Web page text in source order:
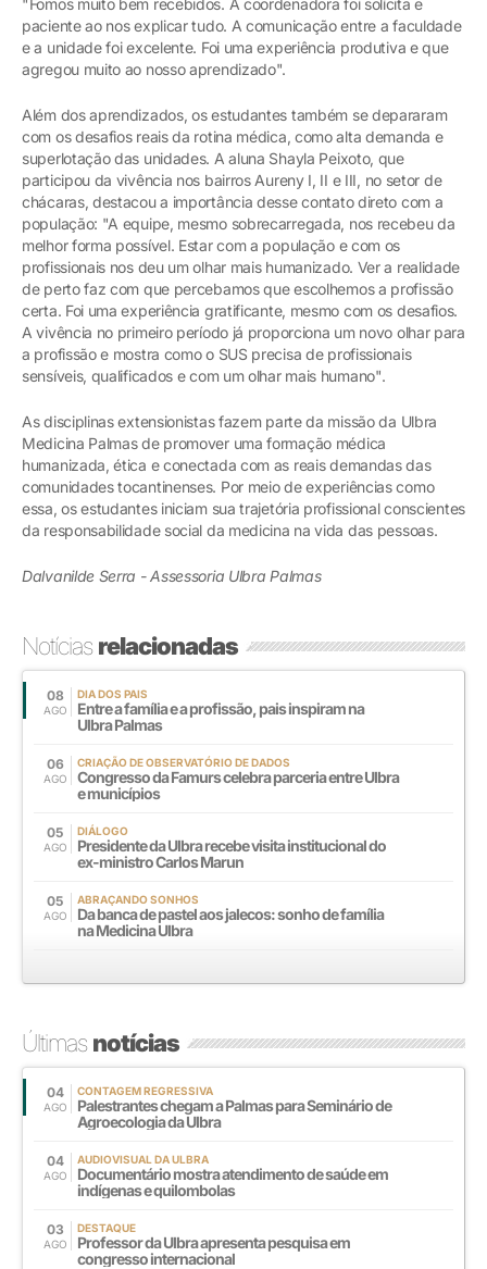
paciente ao nos explicar tudo. A comunicação entre a faculdade
e a unidade foi excelente. Foi uma experiência produtiva e que
agregou muito ao nosso aprendizado".
Além dos aprendizados, os estudantes também se depararam
com os desafios reais da rotina médica, como alta demanda e
superlotação das unidades. A aluna Shayla Peixoto, que
participou da vivência nos bairros Aureny I, II e III, no setor de
chácaras, destacou a importância desse contato direto com a
população: "A equipe, mesmo sobrecarregada, nos recebeu da
melhor forma possível. Estar com a população e com os
profissionais nos deu um olhar mais humanizado. Ver a realidade
de perto faz com que percebamos que escolhemos a profissão
certa. Foi uma experiência gratificante, mesmo com os desafios.
A vivência no primeiro período já proporciona um novo olhar para
a profissão e mostra como o SUS precisa de profissionais
sensíveis, qualificados e com um olhar mais humano".
As disciplinas extensionistas fazem parte da missão da Ulbra
Medicina Palmas de promover uma formação médica
humanizada, ética e conectada com as reais demandas das
comunidades tocantinenses. Por meio de experiências como
essa, os estudantes iniciam sua trajetória profissional conscientes
da responsabilidade social da medicina na vida das pessoas.
Dalvanilde Serra - Assessoria Ulbra Palmas
Notíciasrelacionadas
08
AGO
DIA DOS PAIS
Entre a família e a profissão, pais inspiram na
Ulbra Palmas
06
AGO
CRIAÇÃO DE OBSERVATÓRIO DE DADOS
Congresso da Famurs celebra parceria entre Ulbra
e municípios
05
AGO
DIÁLOGO
Presidente da Ulbra recebe visita institucional do
ex-ministro Carlos Marun
05
AGO
ABRAÇANDO SONHOS
Da banca de pastel aos jalecos: sonho de família
na Medicina Ulbra
Últimasnotícias
04
AGO
CONTAGEM REGRESSIVA
Palestrantes chegam a Palmas para Seminário de
Agroecologia da Ulbra
04
AGO
AUDIOVISUAL DA ULBRA
Documentário mostra atendimento de saúde em
indígenas e quilombolas
03
AGO
DESTAQUE
Professor da Ulbra apresenta pesquisa em
congresso internacional